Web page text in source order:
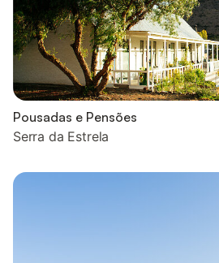
Pousadas e Pensões
Serra da Estrela